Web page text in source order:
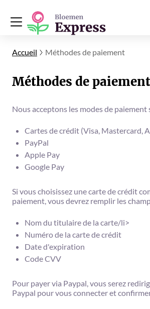
Accueil Méthodes de paiement
Méthodes de paiement
Nous acceptons les modes de paiement
Cartes de crédit (Visa, Mastercard,
PayPal
Apple Pay
Google Pay
Si vous choisissez une carte de crédit
paiement, vous devrez remplir les
Nom du titulaire de la carte/li>
Numéro de la carte de crédit
Date d'expiration
Code CVV
Pour payer via Paypal, vous serez
Paypal pour vous connecter et